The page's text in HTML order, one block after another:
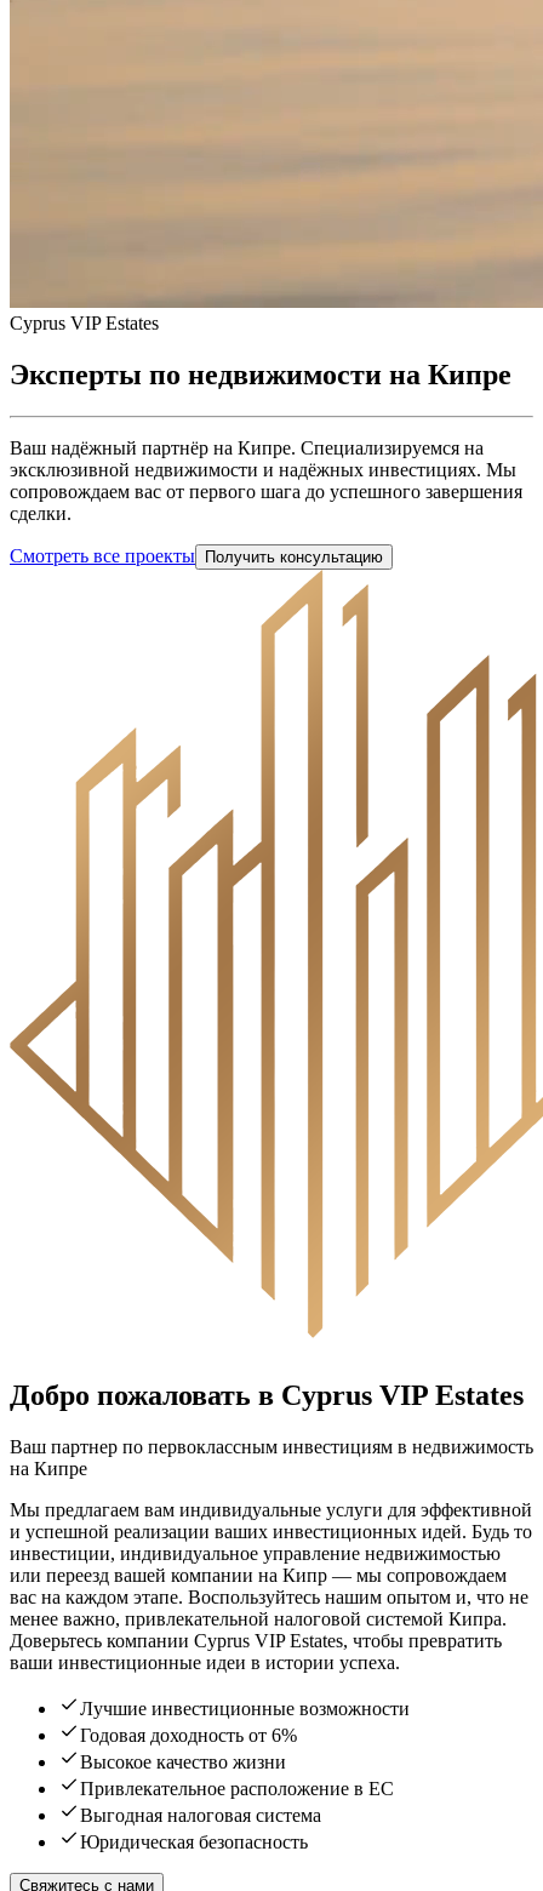
Cyprus VIP Estates
Эксперты по недвижимости на Кипре
Ваш надёжный партнёр на Кипре. Специализируемся на
эксклюзивной недвижимости и надёжных инвестициях. Мы
сопровождаем вас от первого шага до успешного завершения
сделки.
Смотреть все проекты Получить консультацию
Добро пожаловать в Cyprus VIP Estates
Ваш партнер по первоклассным инвестициям в недвижимость
на Кипре
Мы предлагаем вам индивидуальные услуги для эффективной
и успешной реализации ваших инвестиционных идей. Будь то
инвестиции, индивидуальное управление недвижимостью
или переезд вашей компании на Кипр — мы сопровождаем
вас на каждом этапе. Воспользуйтесь нашим опытом и, что не
менее важно, привлекательной налоговой системой Кипра.
Доверьтесь компании Cyprus VIP Estates, чтобы превратить
ваши инвестиционные идеи в истории успеха.
Лучшие инвестиционные возможности
Годовая доходность от 6%
Высокое качество жизни
Привлекательное расположение в ЕС
Выгодная налоговая система
Юридическая безопасность
Свяжитесь с нами